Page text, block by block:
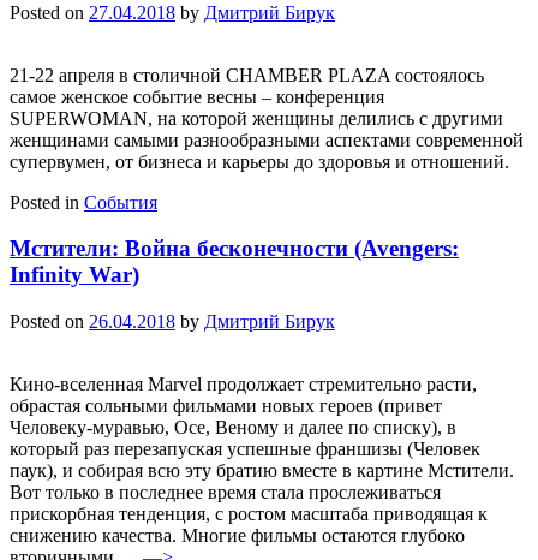
Posted on 27.04.2018 by Дмитрий Бирук
21-22 апреля в столичной CHAMBER PLAZA состоялось
самое женское событие весны – конференция
SUPERWOMAN, на которой женщины делились с другими
женщинами самыми разнообразными аспектами современной
супервумен, от бизнеса и карьеры до здоровья и отношений.
Posted in События
Мстители: Война бесконечности (Avengers:
Infinity War)
Posted on 26.04.2018 by Дмитрий Бирук
Кино-вселенная Marvel продолжает стремительно расти,
обрастая сольными фильмами новых героев (привет
Человеку-муравью, Осе, Веному и далее по списку), в
который раз перезапуская успешные франшизы (Человек
паук), и собирая всю эту братию вместе в картине Мстители.
Вот только в последнее время стала прослеживаться
прискорбная тенденция, с ростом масштаба приводящая к
снижению качества. Многие фильмы остаются глубоко